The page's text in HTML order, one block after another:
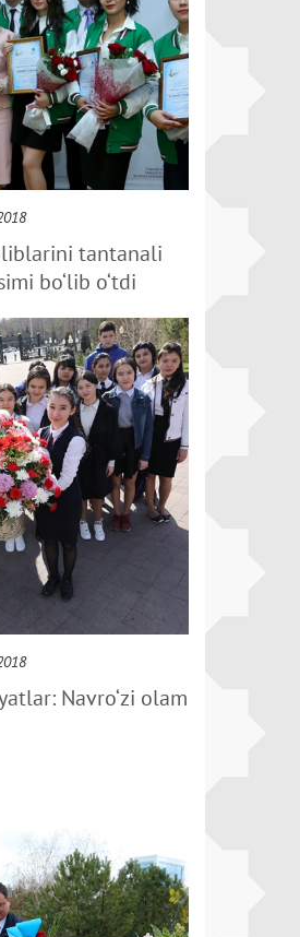
tantanali
bo‘lib o‘tdi
Navro‘zi olam